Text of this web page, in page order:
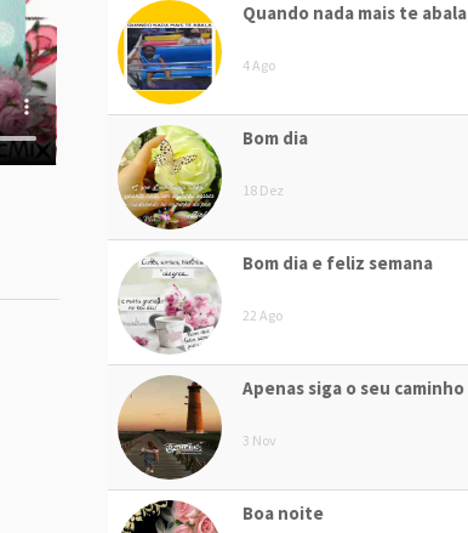
Quando nada mais te abala
4 Ago
Bom dia
18 Dez
Bom dia e feliz semana
22 Ago
Apenas siga o seu caminho
3 Nov
Boa noite